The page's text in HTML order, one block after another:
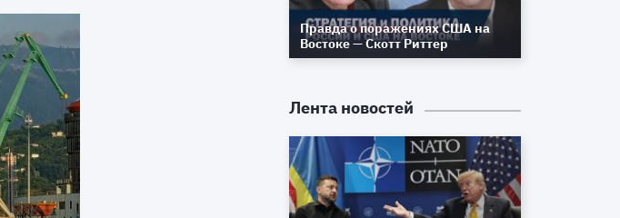
Правда о поражениях США на
Востоке — Скотт Риттер
Лента новостей